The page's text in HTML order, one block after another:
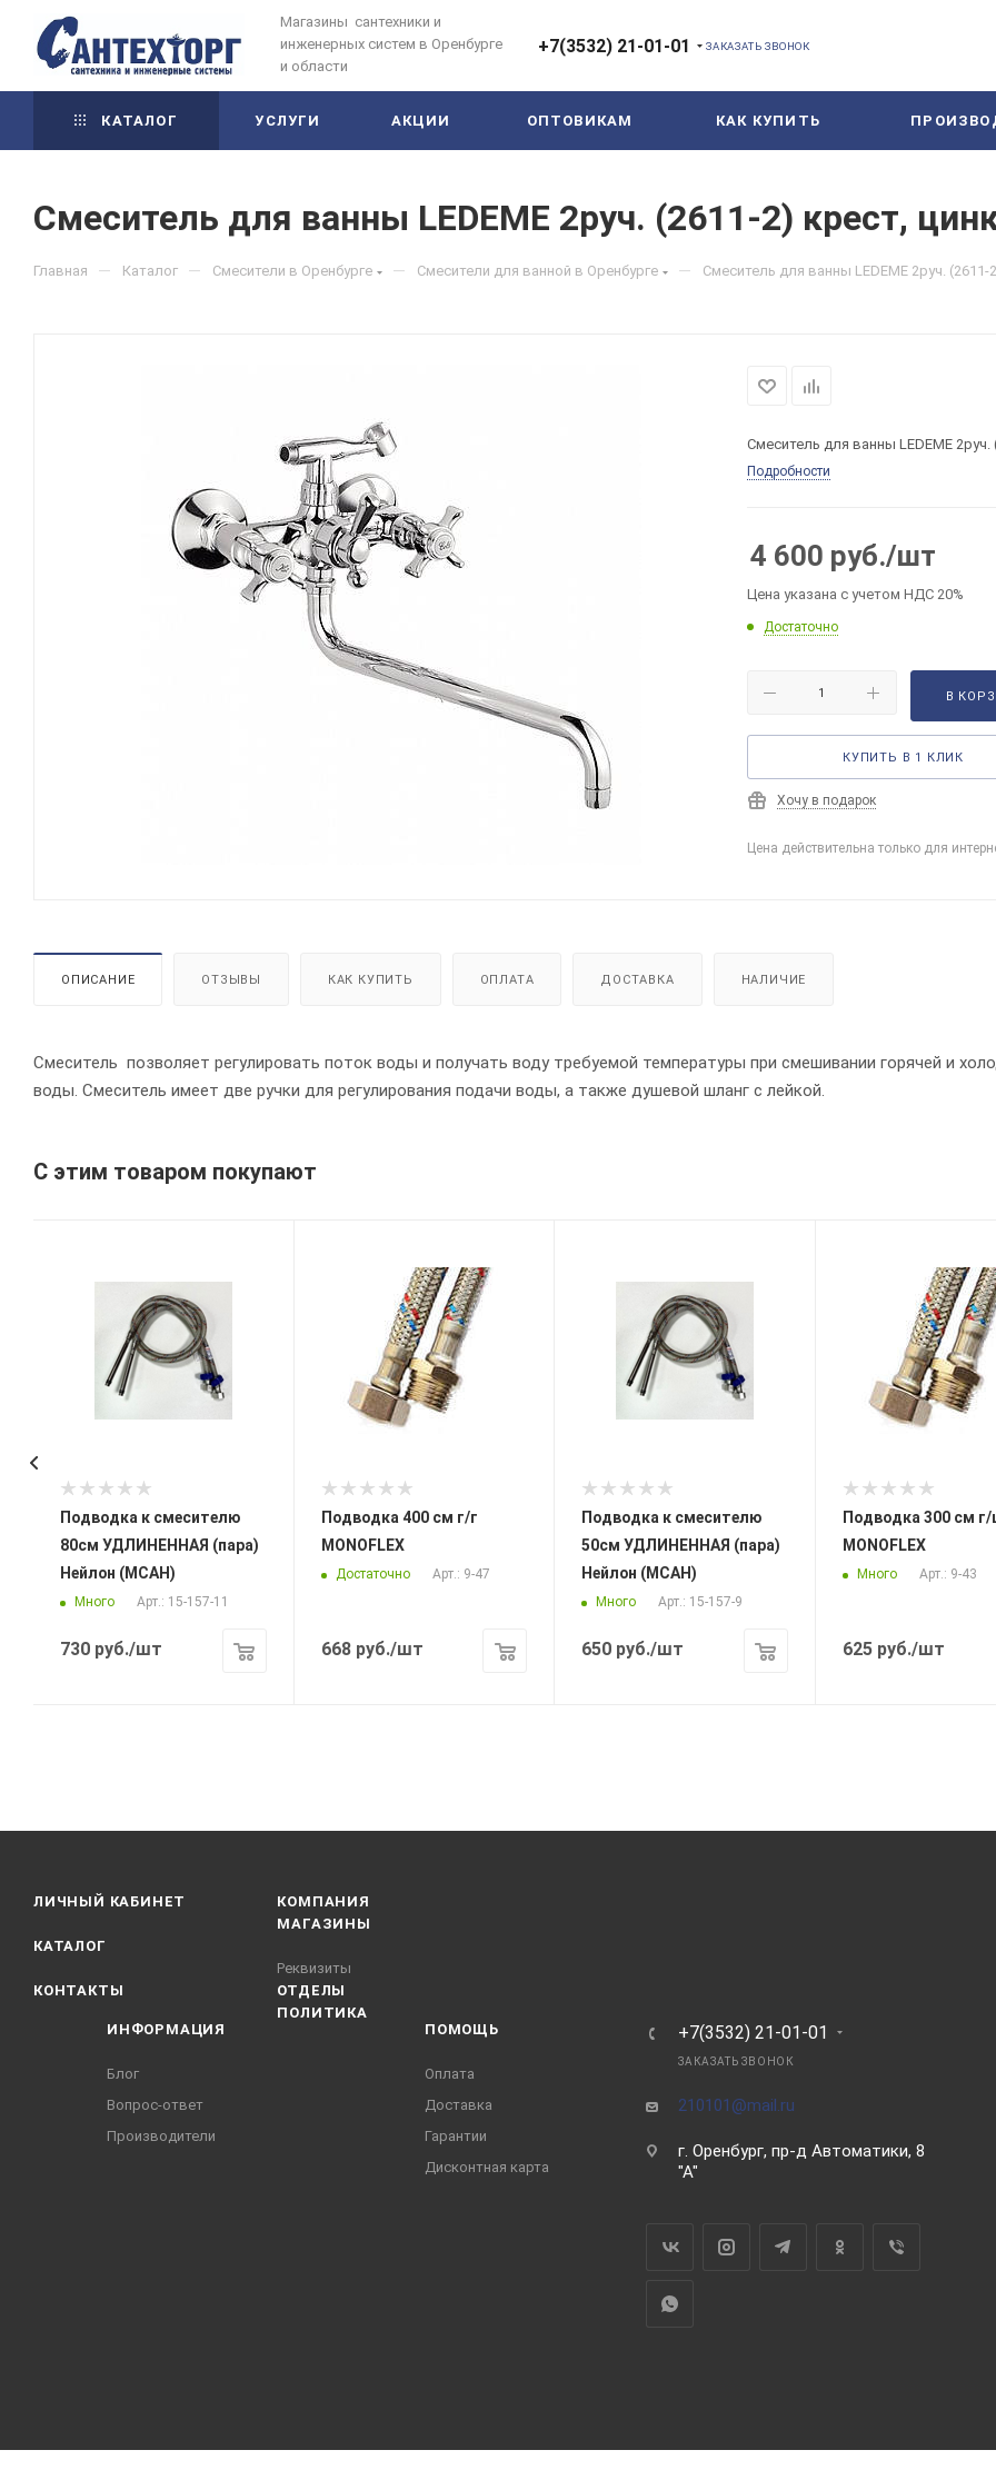
Магазины сантехники и
инженерных систем в Оренбурге
и области
+7(3532) 21-01-01 ЗАКАЗАТЬ ЗВОНОК
КАТАЛОГ УСЛУГИ АКЦИИ ОПТОВИКАМ КАК КУПИТЬ
Смеситель для ванны LEDEME 2руч. (2611-2) крест,
Главная — Каталог — Смесители в Оренбурге — Смесители для ванной в Оренбурге — Смеситель для ванны LEDEME 2руч. (2611-
Смеситель для ванны LEDEME
Подробности
4 600 руб./шт
Цена указана с учетом НДС 20%
Достаточно
В
КУПИТЬ В 1 КЛИК
Хочу в подарок
Цена действительна только для
ОПИСАНИЕ ОТЗЫВЫ КАК КУПИТЬ ОПЛАТА ДОСТАВКА НАЛИЧИЕ
Смеситель позволяет регулировать поток воды и получать воду требуемой температуры при смешивании горячей и
воды. Смеситель имеет две ручки для регулирования подачи воды, а также душевой шланг с лейкой.
С этим товаром покупают
Подводка к смесителю
80см УДЛИНЕННАЯ (пара)
Нейлон (МСАН)
Много Арт.: 15-157-11
730 руб./шт
Подводка 400 см г/г
MONOFLEX
Достаточно Арт.: 9-47
668руб./шт
Подводка к смесителю
50см УДЛИНЕННАЯ (пара)
Нейлон (МСАН)
Много Арт.: 15-157-9
650 руб./шт
Подводка 300 см г/ш
MONOFLEX
Много Арт.: 9-43
625руб./шт
ЛИЧНЫЙ КАБИНЕТ
КАТАЛОГ
КОНТАКТЫ
КОМПАНИЯ
МАГАЗИНЫ
Реквизиты
ОТДЕЛЫ
ПОЛИТИКА
ИНФОРМАЦИЯ
Блог
Вопрос-ответ
Производители
ПОМОЩЬ
Оплата
Доставка
Гарантии
Дисконтная карта
+7(3532) 21-01-01
ЗАКАЗАТЬ ЗВОНОК
210101@mail.ru
г. Оренбург, пр-д Автоматики, 8
"А"